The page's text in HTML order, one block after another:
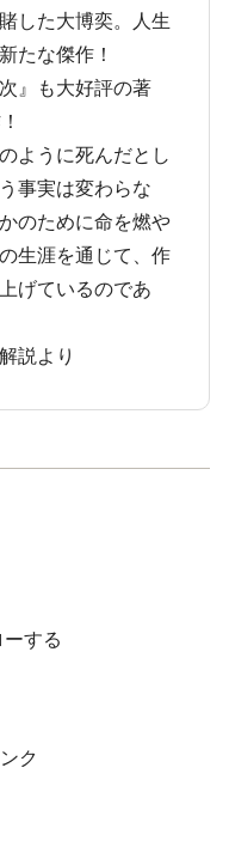
した大博奕。人生
たな傑作！
』も大好評の著
ように死んだとし
事実は変わらな
のために命を燃や
生涯を通じて、作
げているのであ
説より
する
ク